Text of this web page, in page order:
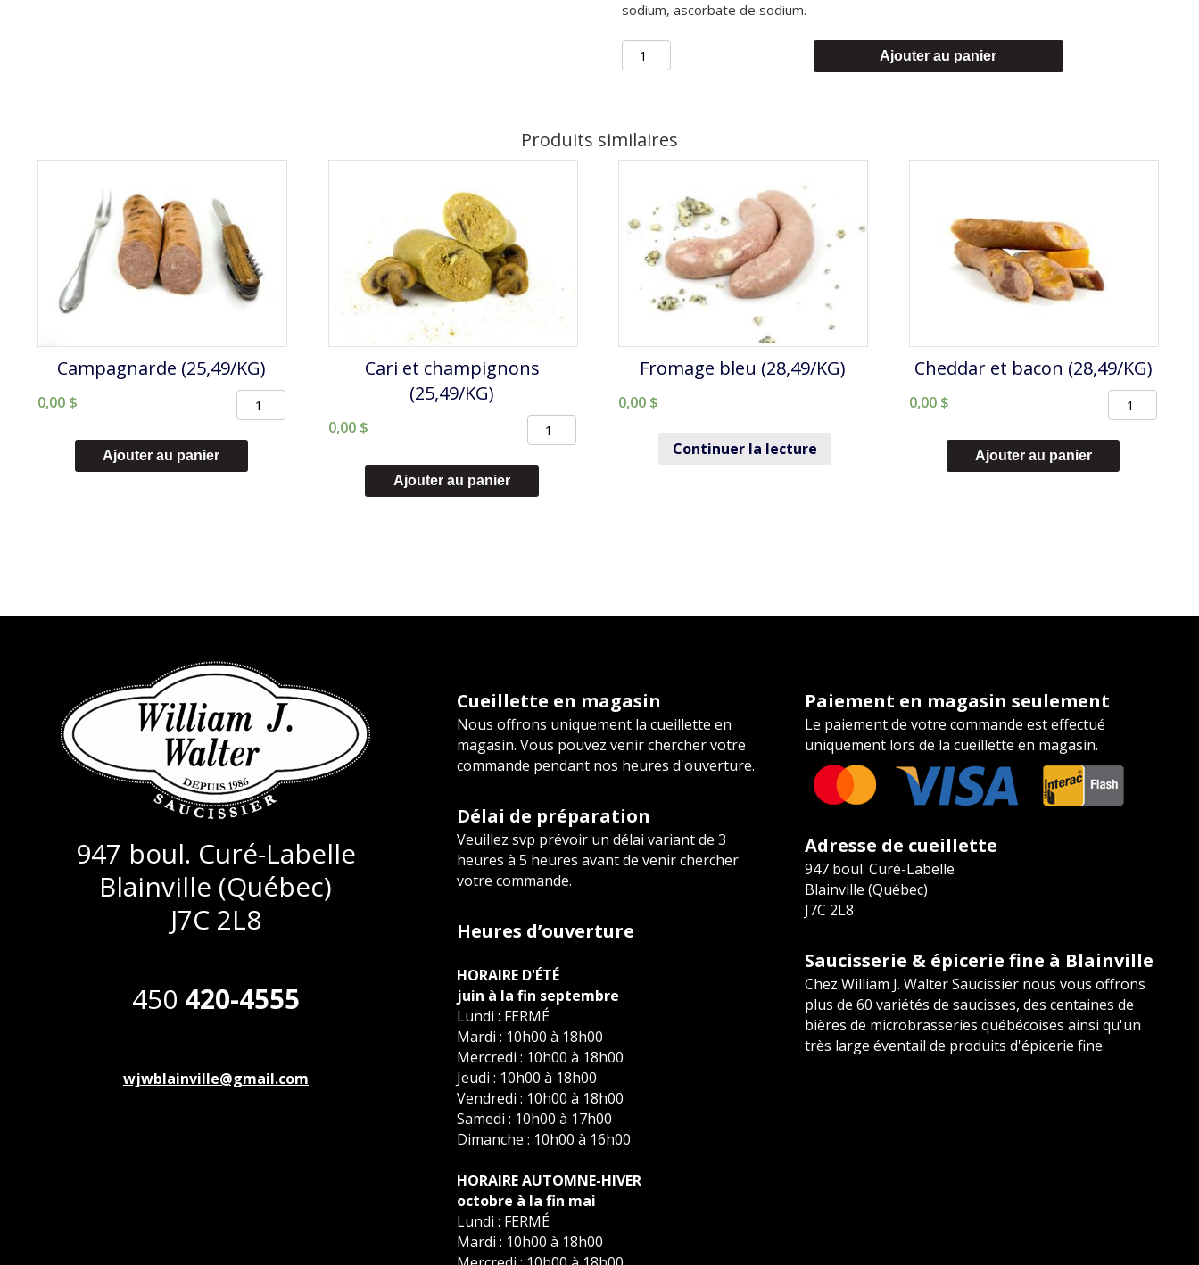
sodium, ascorbate de sodium.
quantité
(à
l'ail)
(25,49/KG)
Ajouter au panier
Produits similaires
Campagnarde (25,49/KG)
0,00 $
quantité
Ajouter au panier
Cari et champignons
(25,49/KG)
0,00 $
quantité
Ajouter au panier
Fromage bleu (28,49/KG)
0,00 $
Continuer la lecture
Cheddar et bacon (28,49/KG)
0,00 $
quantité
Ajouter au panier
947 boul. Curé-Labelle
Blainville (Québec)
J7C 2L8
450 420-4555
wjwblainville@gmail.com
Cueillette en magasin
Nous offrons uniquement la cueillette en
magasin. Vous pouvez venir chercher votre
commande pendant nos heures d'ouverture.
Délai de préparation
Veuillez svp prévoir un délai variant de 3
heures à 5 heures avant de venir chercher
votre commande.
Heures d’ouverture
HORAIRE D'ÉTÉ
juin à la fin septembre
Lundi : FERMÉ
Mardi : 10h00 à 18h00
Mercredi : 10h00 à 18h00
Jeudi : 10h00 à 18h00
Vendredi : 10h00 à 18h00
Samedi : 10h00 à 17h00
Dimanche : 10h00 à 16h00
HORAIRE AUTOMNE-HIVER
octobre à la fin mai
Lundi : FERMÉ
Mardi : 10h00 à 18h00
Paiement en magasin seulement
Le paiement de votre commande est effectué
uniquement lors de la cueillette en magasin.
Adresse de cueillette
947 boul. Curé-Labelle
Blainville (Québec)
J7C 2L8
Saucisserie & épicerie fine à Blainville
Chez William J. Walter Saucissier nous vous offrons
plus de 60 variétés de saucisses, des centaines de
bières de microbrasseries québécoises ainsi qu'un
très large éventail de produits d'épicerie fine.